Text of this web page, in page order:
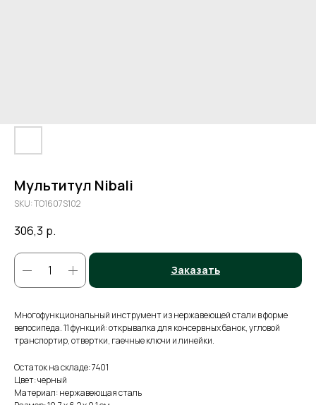
Мультитул Nibali
SKU:TO1607S102
306,3 р.
Заказать
Многофункциональный инструмент из нержавеющей стали в форме
велосипеда. 11 функций: открывалка для консервных банок, угловой
транспортир, отвертки, гаечные ключи и линейки.
Остаток на складе: 7401
Цвет: черный
Материал: нержавеющая cталь